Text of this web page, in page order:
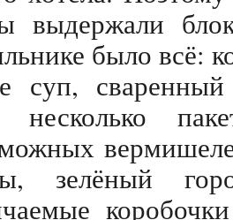
было всё:
суп,
несколько
зелёный